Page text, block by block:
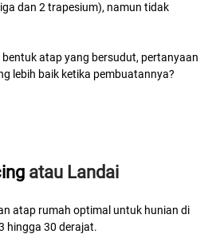
dan 2 trapesium), namun tidak
atap yang bersudut, pertanyaan
lebih baik ketika pembuatannya?
atau Landai
atap rumah optimal untuk hunian di
hingga 30 derajat.